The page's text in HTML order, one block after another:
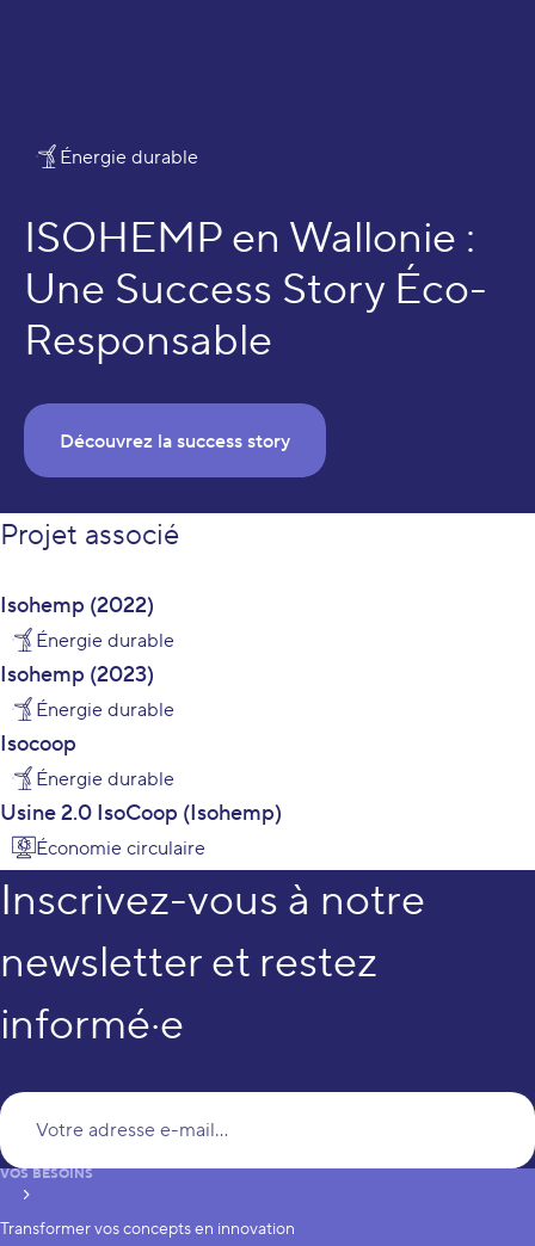
ISOHEMP en Wallonie :
Une Success Story Éco-
Responsable
Écosystème
Énergie durable
Découvrez la success story
Projet associé
Isohemp (2022)
Énergie durable
Isohemp (2023)
Énergie durable
Isocoop
Énergie durable
Usine 2.0 IsoCoop (Isohemp)
Économie circulaire
Inscrivez-vous à notre
newsletter et restez
informé·e
S’inscrire
VOS BESOINS
Transformer vos concepts en innovation